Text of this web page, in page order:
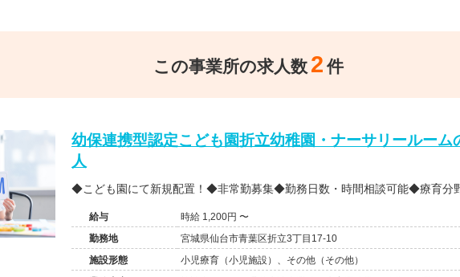
この事業所の求人数 2 件
幼保連携型認定こども園折立幼稚園・ナーサリールーム
人
◆こども園にて新規配置！◆非常勤募集◆勤務日数・時間相談可能◆療育分
給与
時給 1,200円 〜
勤務地
宮城県仙台市青葉区折立3丁目17-10
施設形態
小児療育（小児施設）、その他（その他）